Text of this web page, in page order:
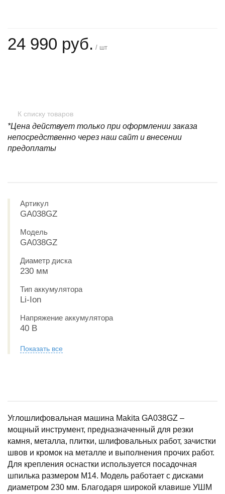
24 990 руб. / шт
К списку товаров
*Цена действует только при оформлении заказа
непосредственно через наш сайт и внесении
предоплаты
Артикул
GA038GZ
Модель
GA038GZ
Диаметр диска
230 мм
Тип аккумулятора
Li-Ion
Напряжение аккумулятора
40 В
Показать все
Углошлифовальная машина Makita GA038GZ ‒
мощный инструмент, предназначенный для резки
камня, металла, плитки, шлифовальных работ, зачистки
швов и кромок на металле и выполнения прочих работ.
Для крепления оснастки используется посадочная
шпилька размером M14. Модель работает с дисками
диаметром 230 мм. Благодаря широкой клавише УШМ